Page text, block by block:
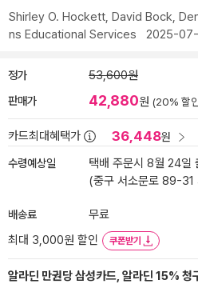
Shirley O. Hockett, David Bock,
ns Educational Services 2025-07-
정가 53,600원
판매가 42,880원 (20% 할
카드최대혜택가 36,448원
수령예상일
택배 주문시 8월 24일
(중구 서소문로 89-31
배송료
무료
최대 3,000원 할인
쿠폰받기
알라딘 만권당 삼성카드, 알라딘 15% 청